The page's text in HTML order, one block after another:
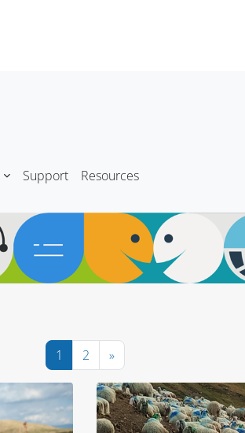
Support Resources
1 Page 1
2Page 2
»Next page